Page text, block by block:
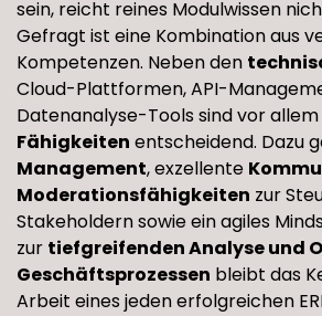
sein, reicht reines Modulwissen
Gefragt ist eine Kombination aus
Kompetenzen. Neben den
Cloud-Plattformen, API-
Datenanalyse-Tools sind vor allem
Fähigkeiten entscheidend. Dazu
Management, exzellente
Moderationsfähigkeiten zur
Stakeholdern sowie ein agiles
zur tiefgreifenden Analyse und
Geschäftsprozessen bleibt das
Arbeit eines jeden erfolgreichen